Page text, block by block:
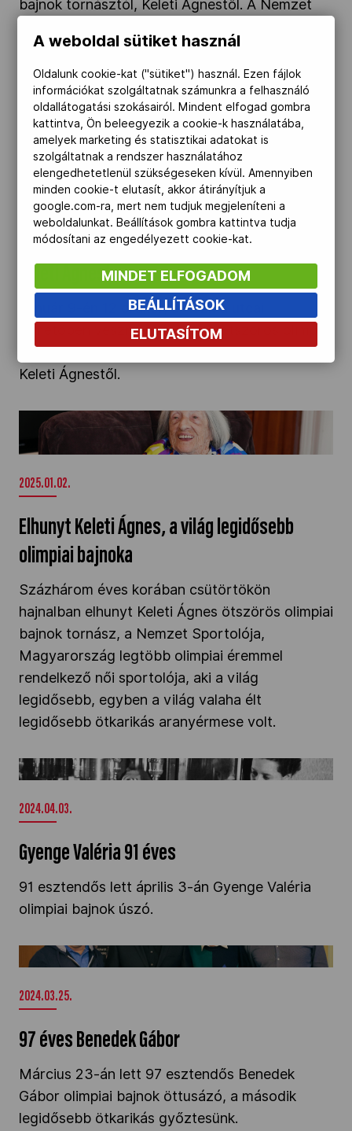
bajnok tornásztól, Keleti Ágnestől. A Nemzet
lett volna 104 esztendős – az olimpiai család
nevében Gyulay Zsolt, a Magyar Olimpiai
Bizottság elnöke emlékezett.
Születésnapján, január 9-én búcsúztatják Keleti
Ágnest" />
2025.01.06.
Születésnapján, január 9-én búcsúztatják
Keleti Ágnest
Január 9-én 12 órakor, a Kozma utcai
temetőben vesznek búcsút az ötszörös olimpiai
bajnok tornásztól, a Nemzet Sportolójától,
Keleti Ágnestől.
Elhunyt Keleti Ágnes, a világ legidősebb olimpiai
bajnoka" />
2025.01.02.
Elhunyt Keleti Ágnes, a világ legidősebb
olimpiai bajnoka
Százhárom éves korában csütörtökön
hajnalban elhunyt Keleti Ágnes ötszörös olimpiai
bajnok tornász, a Nemzet Sportolója,
Magyarország legtöbb olimpiai éremmel
rendelkező női sportolója, aki a világ
legidősebb, egyben a világ valaha élt
legidősebb ötkarikás aranyérmese volt.
Gyenge Valéria 91 éves" />
2024.04.03.
Gyenge Valéria 91 éves
91 esztendős lett április 3-án Gyenge Valéria
olimpiai bajnok úszó.
97 éves Benedek Gábor" />
2024.03.25.
97 éves Benedek Gábor
Március 23-án lett 97 esztendős Benedek
Gábor olimpiai bajnok öttusázó, a második
legidősebb ötkarikás győztesünk.
A weboldal sütiket használ
Oldalunk cookie-kat ("sütiket") használ. Ezen fájlok
információkat szolgáltatnak számunkra a felhasználó
oldallátogatási szokásairól. Mindent elfogad gombra
kattintva, Ön beleegyezik a cookie-k használatába,
amelyek marketing és statisztikai adatokat is
szolgáltatnak a rendszer használatához
elengedhetetlenül szükségeseken kívül. Amennyiben
minden cookie-t elutasít, akkor átirányítjuk a
google.com-ra, mert nem tudjuk megjeleníteni a
weboldalunkat. Beállítások gombra kattintva tudja
módosítani az engedélyezett cookie-kat.
MINDET ELFOGADOM
BEÁLLÍTÁSOK
ELUTASÍTOM